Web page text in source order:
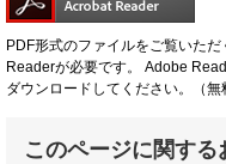
PDF形式のファイルをご覧いた
Readerが必要です。
Adobe
ダウンロードしてください。（無
このページに関す